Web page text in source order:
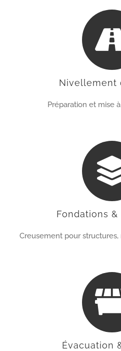
Nivellement
Préparation et mise
Fondations
Creusement pour structures,
Évacuation